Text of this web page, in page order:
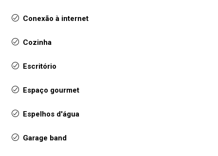
Conexão à internet
Cozinha
Escritório
Espaço gourmet
Espelhos d'água
Garage band